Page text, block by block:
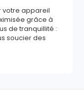
votre appareil
grâce à
de tranquillité :
soucier des